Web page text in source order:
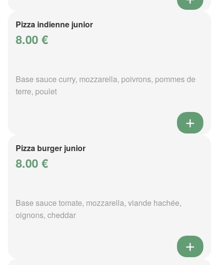
Pizza indienne junior
8.00 €
Base sauce curry, mozzarella, poivrons, pommes de
terre, poulet
Pizza burger junior
8.00 €
Base sauce tomate, mozzarella, viande hachée,
oignons, cheddar